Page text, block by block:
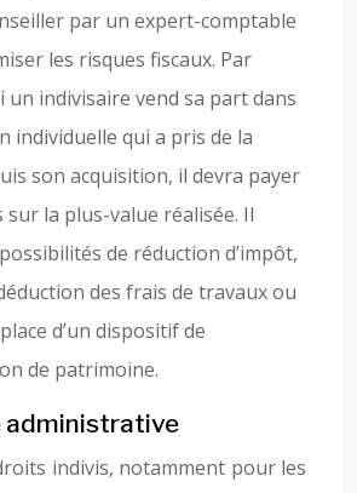
par un expert-comptable
les risques fiscaux. Par
un indivisaire vend sa part dans
individuelle qui a pris de la
son acquisition, il devra payer
sur la plus-value réalisée. Il
de réduction d’impôt,
des frais de travaux ou
d’un dispositif de
de patrimoine.
administrative
indivis, notamment pour les